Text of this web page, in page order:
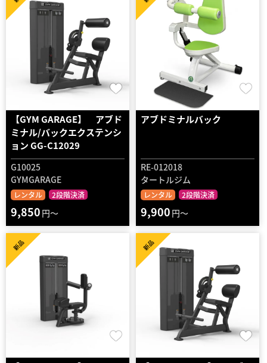
【GYM GARAGE】 アブド
ミナル/バックエクステンシ
ョン GG-C12029
G10025
GYMGARAGE
レンタル 2段階決済
9,850 円～
アブドミナルバック
RE-012018
タートルジム
レンタル 2段階決済
9,900 円～
新品 新品